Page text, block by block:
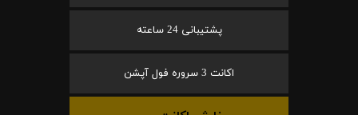
پشتیبانی 24 ساعته
اکانت 3 سروره فول آپشن